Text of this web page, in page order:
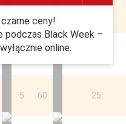
5 50
5 60 25
ceny!
podczas Black Week –
online.